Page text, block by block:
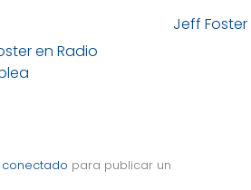
en Radio
Jeff
conectado para publicar un